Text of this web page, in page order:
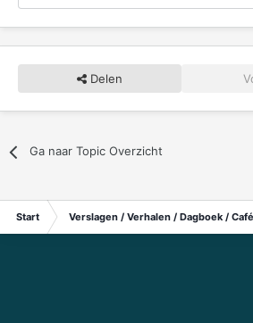
Delen
Ga naar Topic Overzicht
Start Verslagen / Verhalen / Dagboek / Café